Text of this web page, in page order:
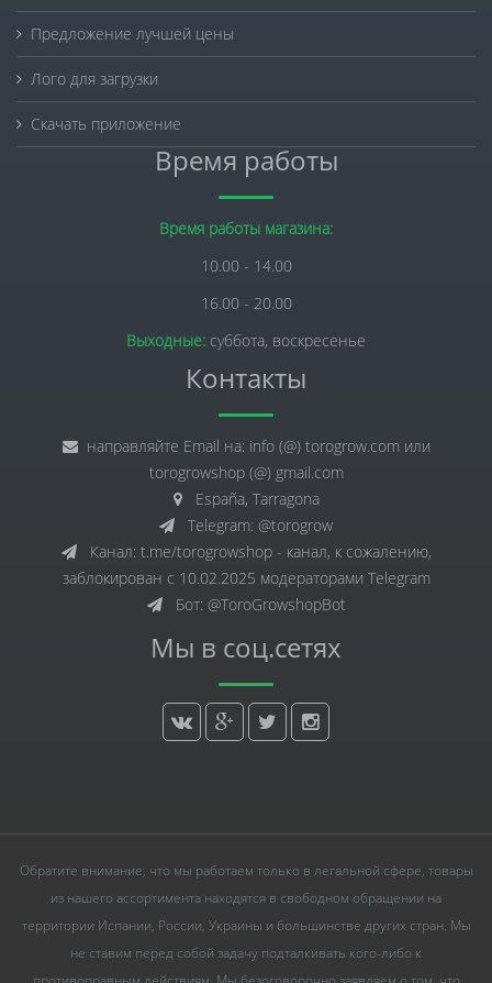
Предложение лучшей цены
Лого для загрузки
Скачать приложение
Время работы
Время работы магазина:
10.00 - 14.00
16.00 - 20.00
Выходные: суббота, воскресенье
Контакты
направляйте Email на: info (@) torogrow.com или
torogrowshop (@) gmail.com
España, Tarragona
Telegram: @torogrow
Канал: t.me/torogrowshop - канал, к сожалению,
заблокирован с 10.02.2025 модераторами Telegram
Бот: @ToroGrowshopBot
Мы в соц.сетях
Обратите внимание, что мы работаем только в легальной сфере, товары
из нашего ассортимента находятся в свободном обращении на
территории Испании, России, Украины и большинстве других стран. Мы
не ставим перед собой задачу подталкивать кого-либо к